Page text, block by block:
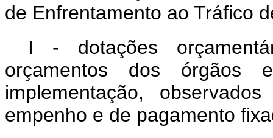
de Enfrentamento ao Tráfico
I - dotações
orçamentos dos órgãos
implementação,
empenho e de pagamento